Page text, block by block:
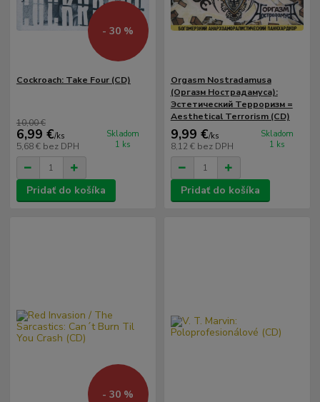
- 30 %
Cockroach: Take Four (CD)
10,00 €
6,99 €/ks
5,68 € bez DPH
Skladom
1 ks
Pridať do košíka
Orgasm Nostradamusa
(Оргазм Нострадамуса):
Эстетический Терроризм =
Aesthetical Terrorism (CD)
9,99 €/ks
8,12 € bez DPH
Skladom
1 ks
Pridať do košíka
- 30 %